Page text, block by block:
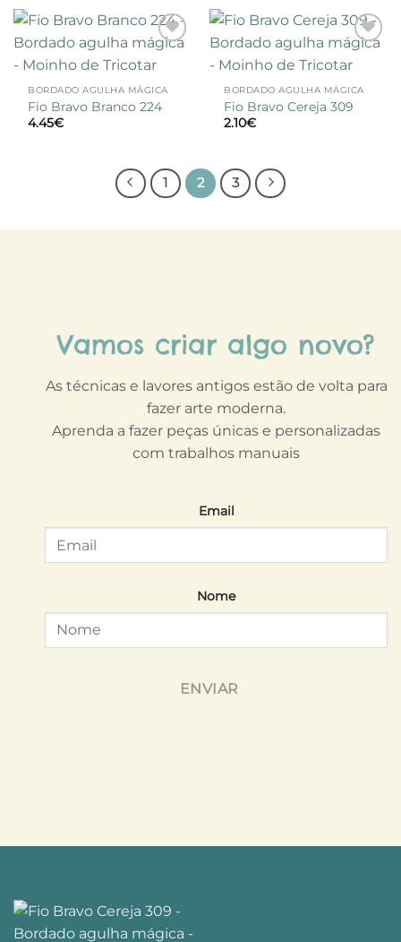
Adicionar
à lista de
BORDADO AGULHA MÁGICA
Fio Bravo Branco 224
4.45€
Adicionar
à lista de
BORDADO AGULHA MÁGICA
Fio Bravo Cereja 309
2.10€
1 2 3
Vamos criar algo novo?
As técnicas e lavores antigos estão de volta para
fazer arte moderna.
Aprenda a fazer peças únicas e personalizadas
com trabalhos manuais
Email
Nome
ENVIAR